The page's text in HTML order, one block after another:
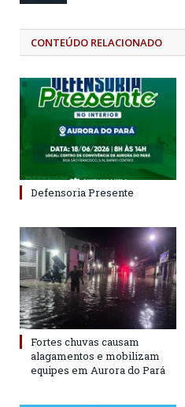
CONTEÚDO RELACIONADO
Defensoria Presente
Fortes chuvas causam
alagamentos e mobilizam
equipes em Aurora do Pará